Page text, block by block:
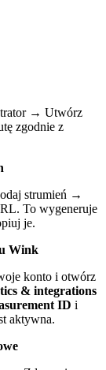
→ Utwórz
zgodnie z
strumień →
To wygeneruje
je.
Wink
konto i otwórz
& integrations
ID i
aktywna.